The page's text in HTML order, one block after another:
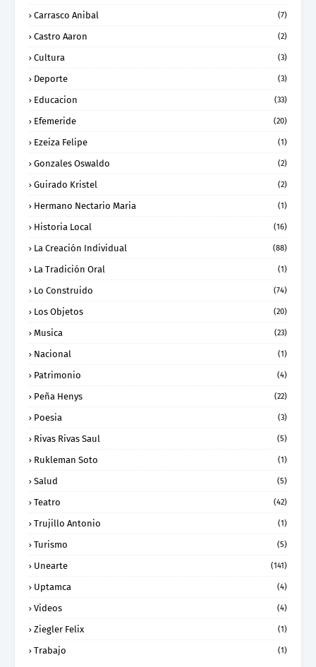
Carrasco Anibal (7)
Castro Aaron (2)
Cultura (3)
Deporte (3)
Educacion (33)
Efemeride (20)
Ezeiza Felipe (1)
Gonzales Oswaldo (2)
Guirado Kristel (2)
Hermano Nectario Maria (1)
Historia Local (16)
La Creación Individual (88)
La Tradición Oral (1)
Lo Construido (74)
Los Objetos (20)
Musica (23)
Nacional (1)
Patrimonio (4)
Peña Henys (22)
Poesia (3)
Rivas Rivas Saul (5)
Rukleman Soto (1)
Salud (5)
Teatro (42)
Trujillo Antonio (1)
Turismo (5)
Unearte (141)
Uptamca (4)
Videos (4)
Ziegler Felix (1)
Trabajo (1)